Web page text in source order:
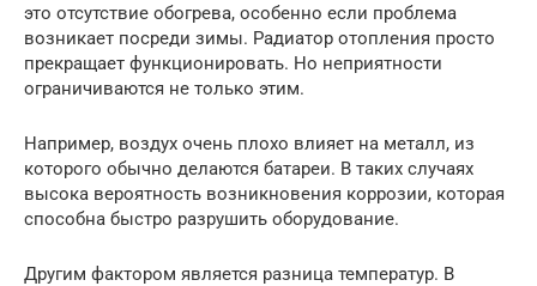
это отсутствие обогрева, особенно если проблема
возникает посреди зимы. Радиатор отопления просто
прекращает функционировать. Но неприятности
ограничиваются не только этим.
Например, воздух очень плохо влияет на металл, из
которого обычно делаются батареи. В таких случаях
высока вероятность возникновения коррозии, которая
способна быстро разрушить оборудование.
Другим фактором является разница температур. В